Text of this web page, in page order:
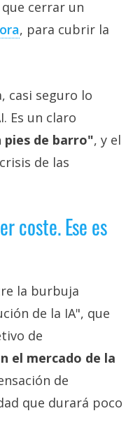
cerrar un
, para cubrir la
casi seguro lo
Es un claro
de barro", y el
de las
coste. Ese es
la burbuja
de la IA", que
de
el mercado de la
de
que durará poco